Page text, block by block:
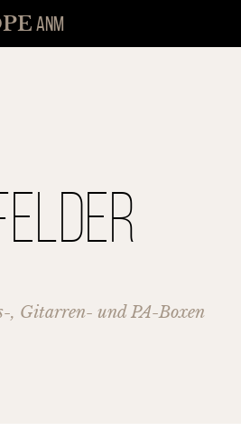
ANM
, Gitarren- und PA-Boxen